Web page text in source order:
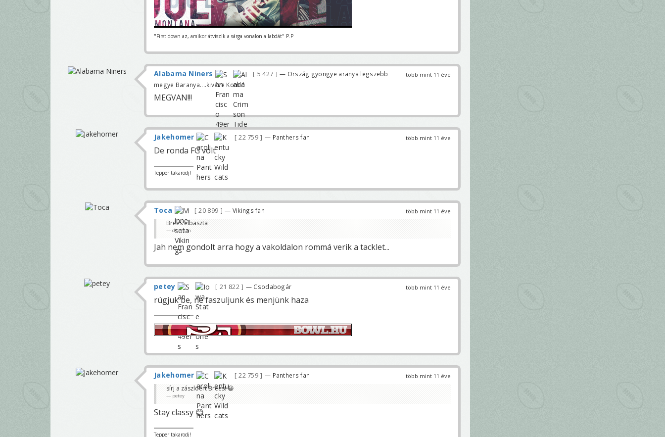
"First down az, amikor átviszik a sárga vonalon a labdát" P.P
több mint 11 éve
Alabama Niners 5 427
— Ország gyöngye aranya legszebb
megye Baranya....kivéve Komló
MEGVAN!!!
több mint 11 éve
Jakehomer 22 759 — Panthers fan
De ronda FG volt
Tepper takarodj!
több mint 11 éve
Toca 20 899 — Vikings fan
Brees elbaszta
diceman
Jah nem gondolt arra hogy a vakoldalon rommá verik a tacklet...
több mint 11 éve
petey 21 822 — Csodabogár
rúgjuk be, ne faszuljunk és menjünk haza
több mint 11 éve
Jakehomer 22 759 — Panthers fan
sírj a zászlóért Brees! 😀
petey
Stay classy 😊
Tepper takarodj!